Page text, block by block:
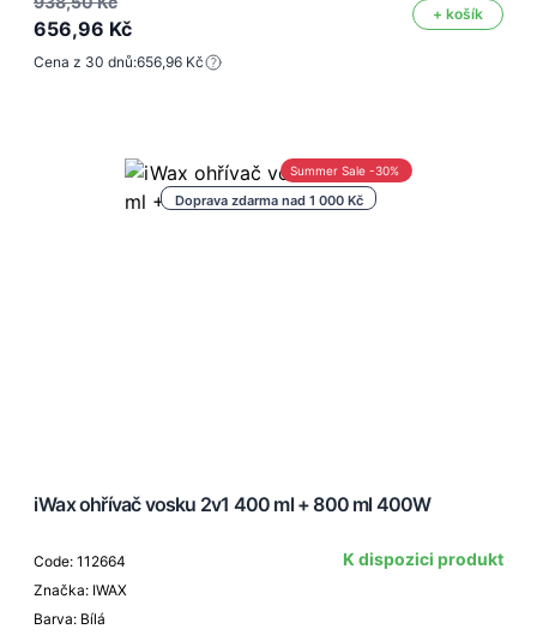
656,96 Kč
+ košík
Cena z 30 dnů:656,96 Kč
Doprava zdarma nad 1 000 Kč
Summer Sale -30%
iWax ohřívač vosku 2v1 400 ml + 800 ml 400W
Code: 112664
Značka: IWAX
Barva: Bílá
K dispozici produkt